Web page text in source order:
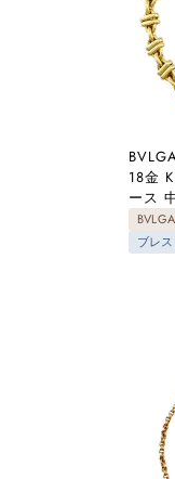
18金
ース
ブレ